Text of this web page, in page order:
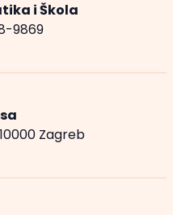
i Škola
9869
Zagreb